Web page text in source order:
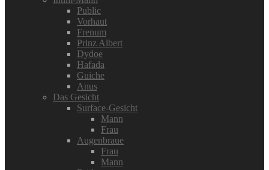
Public
Vorhaut
Frenum
Prinz Albert
Dydoe
Hafada
Guiche
Anus
Das Gesicht
Surface-Gesicht
Mann
Frau
Augenbraue
Frau
Mann